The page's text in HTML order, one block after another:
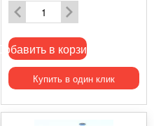
Добавить в корзину
Купить в один клик